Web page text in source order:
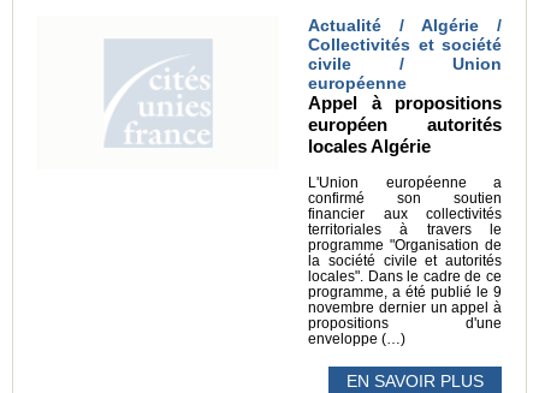
Actualité / Algérie /
Collectivités et société
civile / Union
européenne
Appel à propositions
européen autorités
locales Algérie
L'Union européenne a
confirmé son soutien
financier aux collectivités
territoriales à travers le
programme "Organisation de
la société civile et autorités
locales". Dans le cadre de ce
programme, a été publié le 9
novembre dernier un appel à
propositions d'une
enveloppe (…)
EN SAVOIR PLUS